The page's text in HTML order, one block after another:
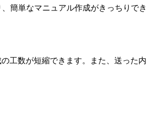
簡単なマニュアル作成がきっちりでき
工数が短縮できます。また、送った内